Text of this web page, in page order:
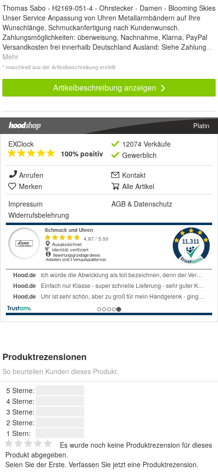
Thomas Sabo - H2169-051-4 - Ohrstecker - Damen - Blooming Skies
Unser Service Anpassung von Uhren Metallarmbändern auf Ihre
Wunschlänge. Schmuckanfertigung nach Kundenwunsch.
Zahlungsmöglichkeiten: überweisung, Nachnahme, Klarna, PayPal
Versandkosten frei innerhalb Deutschland Ausland: Siehe Zahlung...
Mehr
* maschinell aus der Artikelbeschreibung erstellt
Artikelbeschreibung anzeigen
Platin
EXClock
100% positiv
12074 Verkäufe
Gewerblich
Anrufen
Kontakt
Merken
Alle Artikel
Impressum
AGB & Datenschutz
Widerrufsbelehrung
Produktrezensionen
So beurteilen Kunden dieses Produkt.
5 Sterne:
4 Sterne:
3 Sterne:
2 Sterne:
1 Stern:
Es wurde noch keine Produktrezension für dieses
Produkt abgegeben.
Seien Sie der Erste. Verfassen Sie jetzt eine Produktrezension.